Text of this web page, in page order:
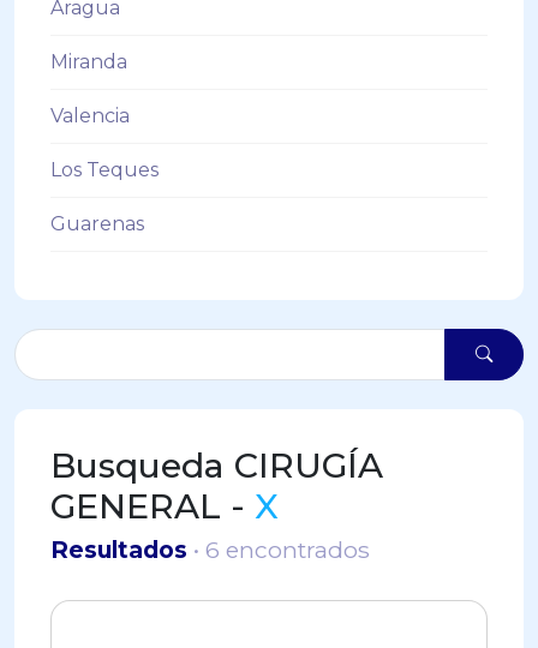
Aragua
Miranda
Valencia
Los Teques
Guarenas
Busqueda CIRUGÍA
GENERAL - X
Resultados • 6 encontrados